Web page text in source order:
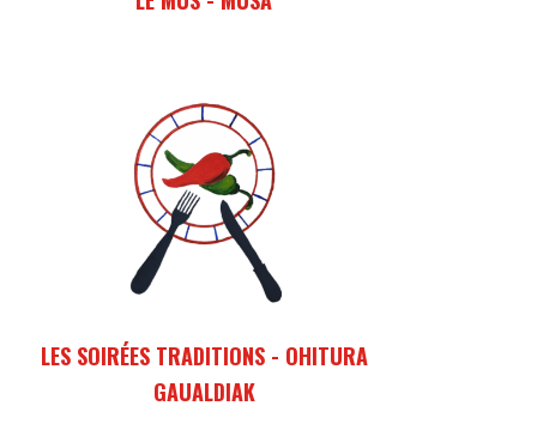
faible "ttipia", un jeu des paires "pariak" et un jeu
de points "jokoa" quand vous avez dans les
mains seulement 4 cartes sur un jeu qui en
compte 40 ?
LES SOIRÉES TRADITIONS - OHITURA
GAUALDIAK